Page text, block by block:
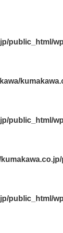
public_html/
public_html/
public_html/